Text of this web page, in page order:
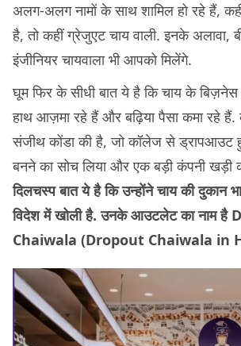
अलग-अलग नामों के साथ शामिल हो रहे हैं,
है, तो कहीं ग्रेजुएट चाय वाली. इनके अलावा,
इंजीनियर चायवाला भी आपको मिलेंगे.
घूम फिर के सीधी बात ये है कि चाय के
हाथ आज़मा रहे हैं और बढ़िया पैसा कमा रहे हैं.
संजीथ कोंडा की है, जो कॉलेज से ड्रापआउट
बनने का सोच लिया और एक बड़ी कंपनी खड़ी
दिलचस्प बात ये है कि उन्होंने चाय की दुकान
विदेश में खोली है. उनके आउटलेट का नाम है
Chaiwala (Dropout Chaiwala in